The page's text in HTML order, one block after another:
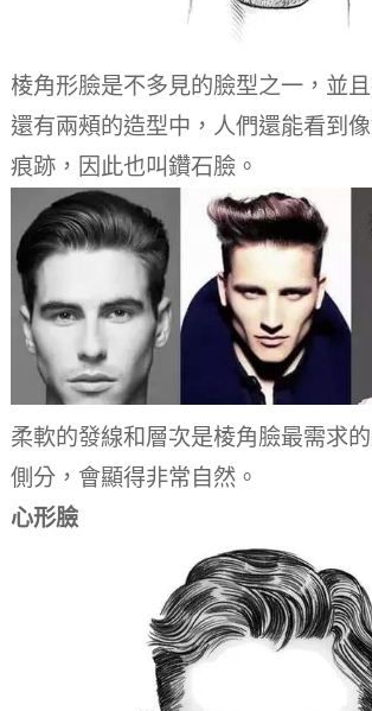
棱角形臉是不多見的臉型之一，並
還有兩頰的造型中，人們還能看到
痕跡，因此也叫鑽石臉。
柔軟的發線和層次是棱角臉最需求
側分，會顯得非常自然。
心形臉